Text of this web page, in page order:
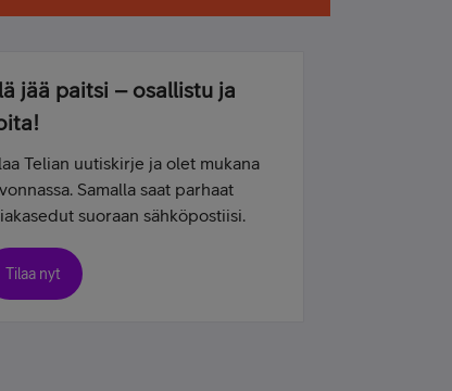
jää paitsi – osallistu ja
Telian uutiskirje ja olet mukana
Samalla saat parhaat
suoraan sähköpostiisi.
Tilaa nyt